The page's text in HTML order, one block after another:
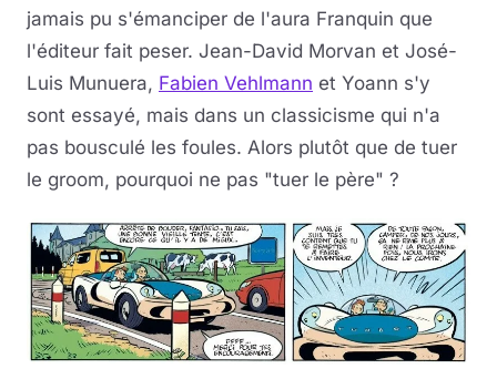
jamais pu s'émanciper de l'aura Franquin que
l'éditeur fait peser. Jean-David Morvan et José-
Luis Munuera, Fabien Vehlmann et Yoann s'y
sont essayé, mais dans un classicisme qui n'a
pas bousculé les foules. Alors plutôt que de tuer
le groom, pourquoi ne pas "tuer le père" ?